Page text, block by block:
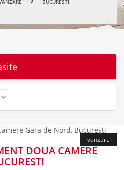
BUCURESTI
vanzare
DOUA CAMERE